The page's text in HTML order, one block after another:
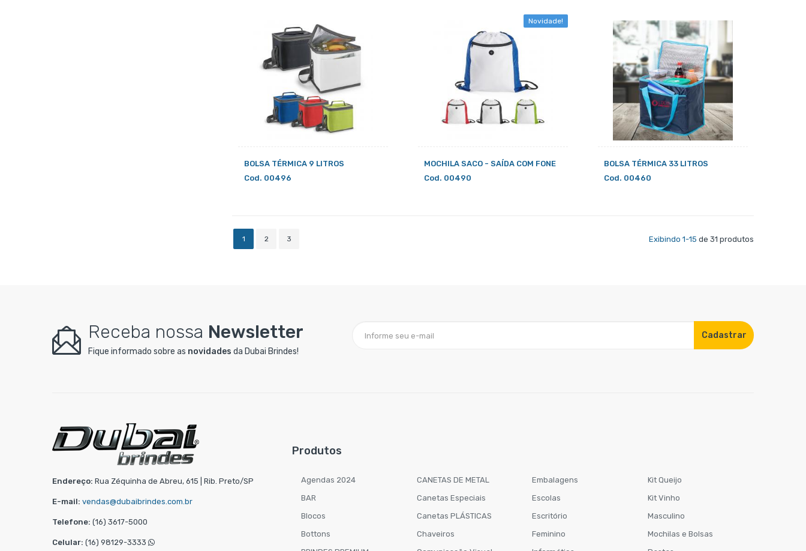
BOLSA TÉRMICA 9 LITROS
Cod. 00496
Novidade!
MOCHILA SACO - SAÍDA COM FONE
Cod. 00490
BOLSA TÉRMICA 33 LITROS
Cod. 00460
1 2 3 Exibindo 1-15 de 31 produtos
Receba nossa Newsletter
Fique informado sobre as novidades da Dubai Brindes!
Cadastrar
Endereço: Rua Zéquinha de Abreu, 615 | Rib. Preto/SP
E-mail: vendas@dubaibrindes.com.br
Telefone: (16) 3617-5000
Celular: (16) 98129-3333
Produtos
Agendas 2024
BAR
Blocos
Bottons
CANETAS DE METAL
Canetas Especiais
Canetas PLÁSTICAS
Chaveiros
Embalagens
Escolas
Escritório
Feminino
Kit Queijo
Kit Vinho
Masculino
Mochilas e Bolsas